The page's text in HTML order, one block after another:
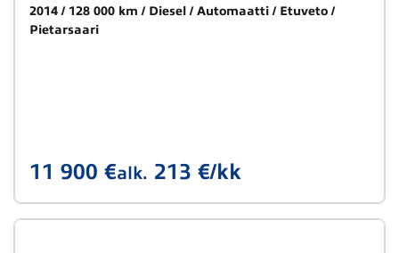
2014 128 000 km Diesel Automaatti
Etuveto
Pietarsaari
11 900 €alk. 213 €/kk